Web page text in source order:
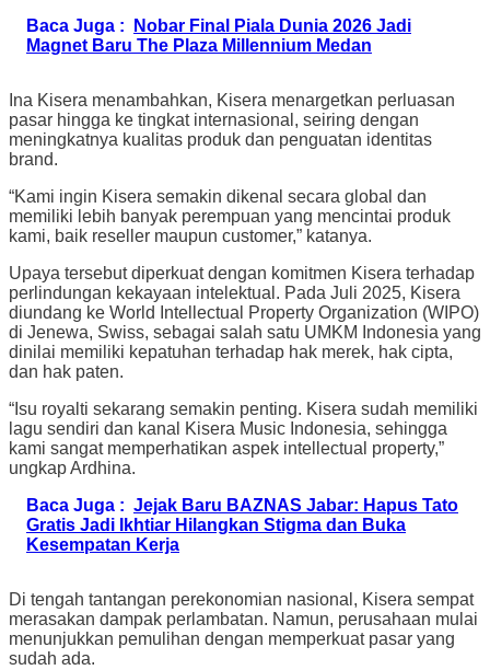
Baca Juga :
Nobar Final Piala Dunia 2026 Jadi
Magnet Baru The Plaza Millennium Medan
Ina Kisera menambahkan, Kisera menargetkan perluasan
pasar hingga ke tingkat internasional, seiring dengan
meningkatnya kualitas produk dan penguatan identitas
brand.
“Kami ingin Kisera semakin dikenal secara global dan
memiliki lebih banyak perempuan yang mencintai produk
kami, baik reseller maupun customer,” katanya.
Upaya tersebut diperkuat dengan komitmen Kisera terhadap
perlindungan kekayaan intelektual. Pada Juli 2025, Kisera
diundang ke World Intellectual Property Organization (WIPO)
di Jenewa, Swiss, sebagai salah satu UMKM Indonesia yang
dinilai memiliki kepatuhan terhadap hak merek, hak cipta,
dan hak paten.
“Isu royalti sekarang semakin penting. Kisera sudah memiliki
lagu sendiri dan kanal Kisera Music Indonesia, sehingga
kami sangat memperhatikan aspek intellectual property,”
ungkap Ardhina.
Baca Juga : Jejak Baru BAZNAS Jabar: Hapus Tato
Gratis Jadi Ikhtiar Hilangkan Stigma dan Buka
Kesempatan Kerja
Di tengah tantangan perekonomian nasional, Kisera sempat
merasakan dampak perlambatan. Namun, perusahaan mulai
menunjukkan pemulihan dengan memperkuat pasar yang
sudah ada.